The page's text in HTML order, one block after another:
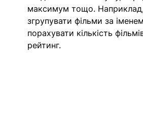
максимум тощо.
згрупувати фільми за
порахувати кількість
рейтинг.